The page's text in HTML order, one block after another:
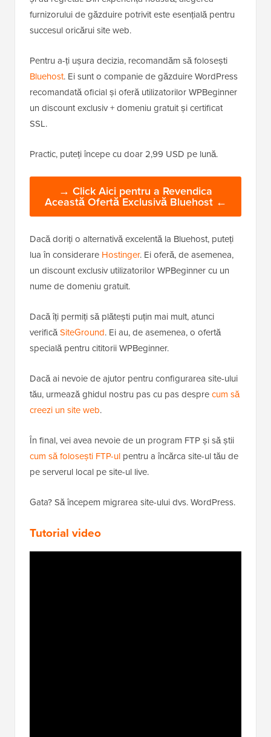
furnizorului de găzduire potrivit este esențială pentru
succesul oricărui site web.
Pentru a-ți ușura decizia, recomandăm să folosești
Bluehost. Ei sunt o companie de găzduire WordPress
recomandată oficial și oferă utilizatorilor WPBeginner
un discount exclusiv + domeniu gratuit și certificat
SSL.
Practic, puteți începe cu doar 2,99 USD pe lună.
→ Click Aici pentru a Revendica
Această Ofertă Exclusivă Bluehost ←
Dacă doriți o alternativă excelentă la Bluehost, puteți
lua în considerare Hostinger. Ei oferă, de asemenea,
un discount exclusiv utilizatorilor WPBeginner cu un
nume de domeniu gratuit.
Dacă îți permiți să plătești puțin mai mult, atunci
verificăSiteGround. Ei au, de asemenea, o ofertă
specială pentru cititorii WPBeginner.
Dacă ai nevoie de ajutor pentru configurarea site-ului
tău, urmează ghidul nostru pas cu pas desprecum să
creezi un site web.
În final, vei avea nevoie de un program FTP și să știi
cum să folosești FTP-ul pentru a încărca site-ul tău de
pe serverul local pe site-ul live.
Gata? Să începem migrarea site-ului dvs. WordPress.
Tutorial video